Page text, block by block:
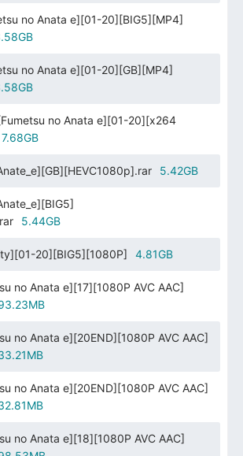
no Anata e][01-20][BIG5][MP4]
no Anata e][01-20][GB][MP4]
no Anata e][01-20][x264
7.68GB
5.42GB
5.44GB
20][BIG5][1080P] 4.81GB
no Anata e][17][1080P AVC AAC]
no Anata e][20END][1080P AVC AAC]
no Anata e][20END][1080P AVC AAC]
no Anata e][18][1080P AVC AAC]